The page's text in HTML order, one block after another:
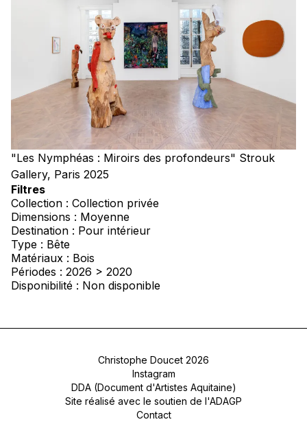
"Les Nymphéas : Miroirs des profondeurs" Strouk
Gallery, Paris 2025
Filtres
Collection : Collection privée
Dimensions : Moyenne
Destination : Pour intérieur
Type : Bête
Matériaux : Bois
Périodes : 2026 > 2020
Disponibilité : Non disponible
Christophe Doucet 2026
Instagram
DDA (Document d'Artistes Aquitaine)
Site réalisé avec le soutien de l'ADAGP
Contact